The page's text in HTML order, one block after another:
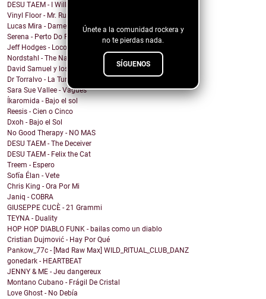
Únete a la comunidad rockera y
no te pierdas nada.
SÍGUENOS
DESU TAEM - I Will Not Be Assimilated
Vinyl Floor - Mr. Rubinstein - Single Edit
Lucas Mira - Dame alguna señal
Serena - Perto Do Fim
Jeff Hodges - Loco Motive (Music Row Mix)
Nordstahl - The Nameless Hour
David Samuel y los problemas de Macario - Sonámbulo
Dr Torralvo - La Tumba
Sara Sue Vallee - Vagues
Íkaromida - Bajo el sol
Reesis - Cien o Cinco
Dxoh - Bajo el Sol
No Good Therapy - NO MAS
DESU TAEM - The Deceiver
DESU TAEM - Felix the Cat
Treem - Espero
Sofía Élan - Vete
Chris King - Ora Por Mi
Janiq - COBRA
GIUSEPPE CUCÈ - 21 Grammi
TEYNA - Duality
HOP HOP DIABLO FUNK - bailas como un diablo
Cristian Dujmović - Hay Por Qué
Pankow_77c - [Mad Raw Max] WILD_RITUAL_CLUB_DANZ
gonedark - HEARTBEAT
JENNY & ME - Jeu dangereux
Montano Cubano - Frágil De Cristal
Love Ghost - No Debía